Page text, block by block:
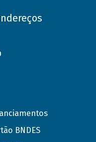
BNDES